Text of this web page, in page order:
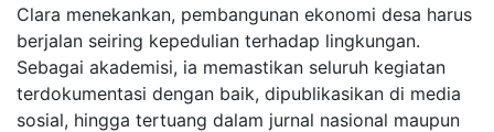
Clara menekankan, pembangunan ekonomi desa harus
berjalan seiring kepedulian terhadap lingkungan.
Sebagai akademisi, ia memastikan seluruh kegiatan
terdokumentasi dengan baik, dipublikasikan di media
sosial, hingga tertuang dalam jurnal nasional maupun